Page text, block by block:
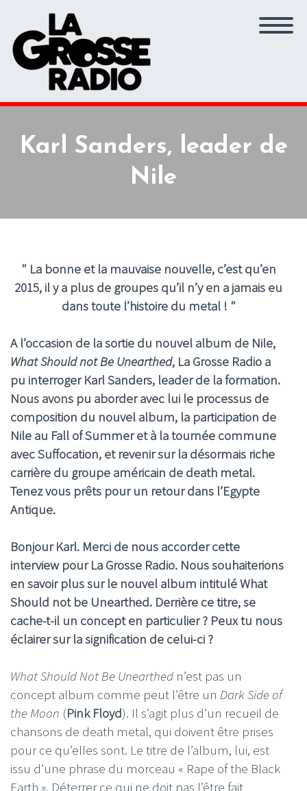
Karl Sanders, leader de
Nile
" La bonne et la mauvaise nouvelle, c’est qu’en
2015, il y a plus de groupes qu’il n’y en a jamais eu
dans toute l’histoire du metal ! "
A l’occasion de la sortie du nouvel album de Nile,
What Should not Be Unearthed, La Grosse Radio a
pu interroger Karl Sanders, leader de la formation.
Nous avons pu aborder avec lui le processus de
composition du nouvel album, la participation de
Nile au Fall of Summer et à la tournée commune
avec Suffocation, et revenir sur la désormais riche
carrière du groupe américain de death metal.
Tenez vous prêts pour un retour dans l’Egypte
Antique.
Bonjour Karl. Merci de nous accorder cette
interview pour La Grosse Radio. Nous souhaiterions
en savoir plus sur le nouvel album intitulé What
Should not be Unearthed. Derrière ce titre, se
cache-t-il un concept en particulier ? Peux tu nous
éclairer sur la signification de celui-ci ?
What Should Not Be Unearthed n’est pas un
concept album comme peut l’être un Dark Side of
the Moon (Pink Floyd). Il s’agit plus d’un recueil de
chansons de death metal, qui doivent être prises
pour ce qu’elles sont. Le titre de l’album, lui, est
issu d’une phrase du morceau « Rape of the Black
Earth ». Déterrer ce qui ne doit pas l’être fait